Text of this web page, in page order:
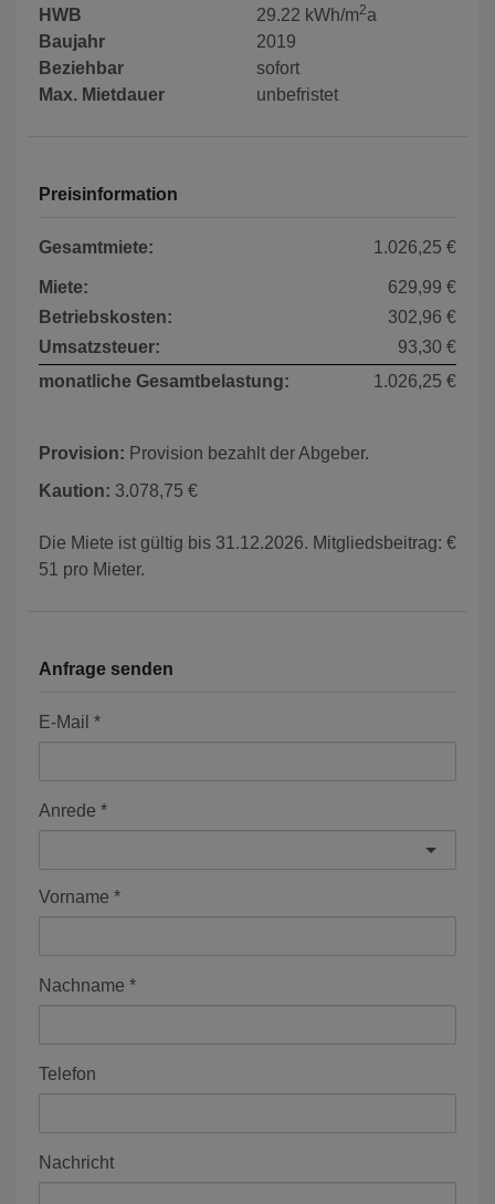
HWB
29.22 kWh/m2a
Baujahr
2019
Beziehbar
sofort
Max. Mietdauer
unbefristet
Preisinformation
Gesamtmiete: 1.026,25 €
Miete:
629,99 €
Betriebskosten:
302,96 €
Umsatzsteuer:
93,30 €
monatliche Gesamtbelastung:
1.026,25 €
Provision: Provision bezahlt der Abgeber.
Kaution: 3.078,75 €
Die Miete ist gültig bis 31.12.2026. Mitgliedsbeitrag: €
51 pro Mieter.
Anfrage senden
E-Mail
Anrede
Vorname
Nachname
Telefon
Nachricht